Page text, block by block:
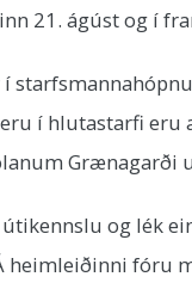
21. ágúst og í
í hlutastarfi
Grænagarði
og lék
fóru